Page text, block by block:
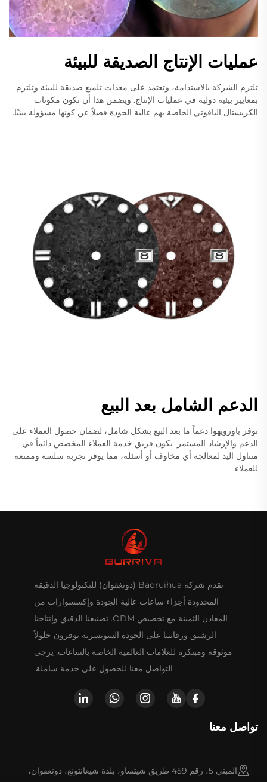
عمليات الإنتاج الصديقة للبيئة
تلتزم الشركة بالاستدامة، وتعتمد على معدات تلميع صديقة للبيئة وتلتزم
بمعايير بيئية دولية في عمليات الإنتاج. ويضمن هذا أن تكون مكونات
الكريستال الياقوتي الخاصة بهم عالية الجودة فضلاً عن كونها مسؤولة بيئيًا.
الدعم الشامل بعد البيع
توفر باورويهوا دعماً ما بعد البيع بشكل شامل، لضمان حصول العملاء على
الدعم والإرشاد المستمر. يكون فريق خدمة العملاء المخصص دائماً في
متناول اليد لمعالجة أي مخاوف أو أسئلة، مما يوفر تجربة سلسة وممتعة
للعملاء.
تقدم شركة Baoruihua (دونغقوان) للتكنولوجيا الدقيقة
المحدودة أجزاء ساعات عالية الجودة وإكسسوارات من
المعادن الثمينة مع تخصيص ODM. تصنيعنا الدقيق وإنتاجنا
الرشيق ورقابتنا على الجودة السويسرية يوفرون حلولاً
موثوقة ومبتكرة للعلامات العالمية الخاصة بالساعات. يرجى
التواصل معنا للحصول على خدمة شاملة.
تواصل معنا
المبنى 5، رقم 459 طريق شيتساو، بلدة شيغانتونغ، دونغقوان،